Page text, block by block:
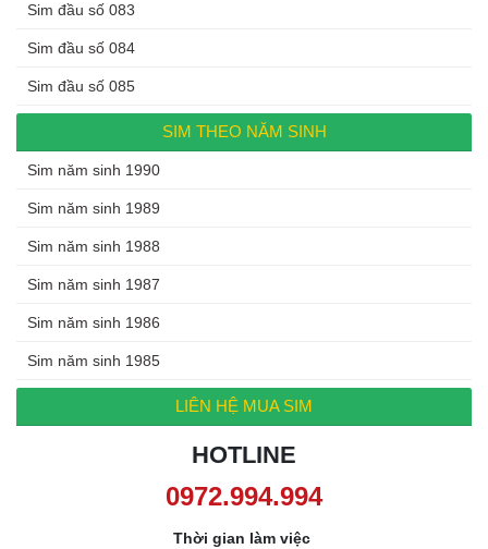
Sim đầu số 083
Sim đầu số 084
Sim đầu số 085
SIM THEO NĂM SINH
Sim năm sinh 1990
Sim năm sinh 1989
Sim năm sinh 1988
Sim năm sinh 1987
Sim năm sinh 1986
Sim năm sinh 1985
LIÊN HỆ MUA SIM
HOTLINE
0972.994.994
Thời gian làm việc